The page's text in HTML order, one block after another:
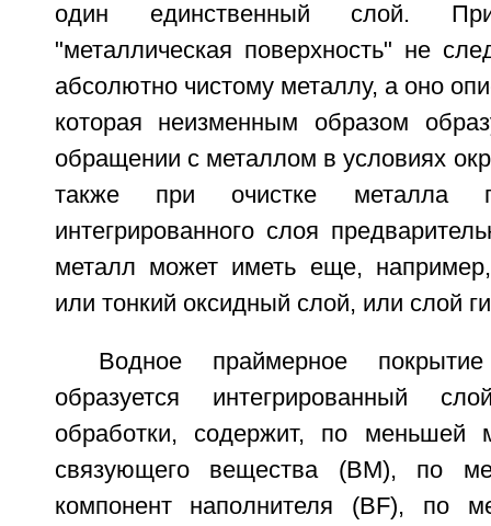
один единственный слой.
"металлическая поверхность" не
абсолютно чистому металлу, а оно
которая неизменным образом
обращении с металлом в условиях
также при очистке металла
интегрированного слоя
металл может иметь еще,
или тонкий оксидный слой, или слой
Водное праймерное
образуется интегрированный
обработки, содержит, по меньшей
связующего вещества (ВМ), по
компонент наполнителя (BF), по